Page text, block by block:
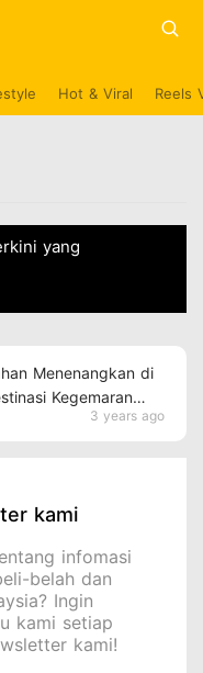
Hot & Viral Reels
yang
3 years ago
Menenangkan di
Kegemaran
kami
infomasi
belah dan
Ingin
kami setiap
kami!